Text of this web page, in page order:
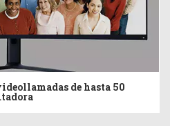
de hasta 50